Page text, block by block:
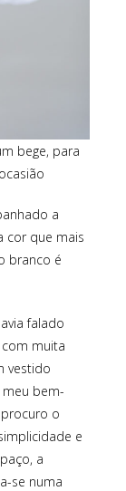
bege, para
a
cor que mais
branco é
falado
com muita
vestido
bem-
o
e
a
se numa